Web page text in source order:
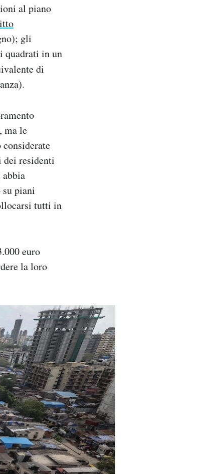
al piano
gli
quadrati in un
di
ma le
dei residenti
piani
tutti in
euro
la loro